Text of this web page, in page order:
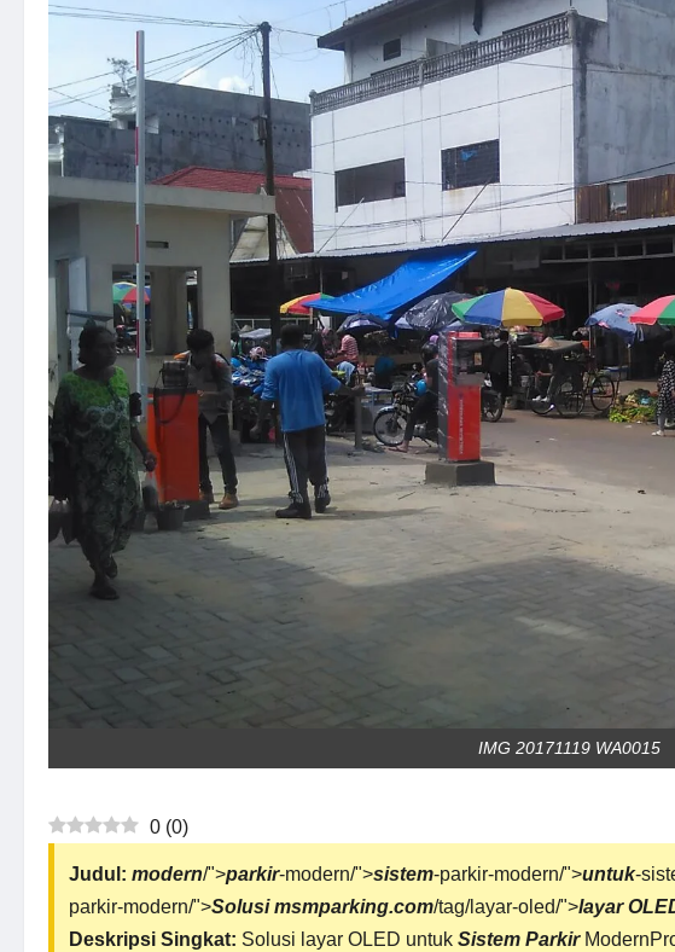
IMG 20171119 WA0015
0 (0)
Judul: modern/">parkir-modern/">sistem-parkir-modern/">untuk-
parkir-modern/">Solusi msmparking.com/tag/layar-oled/">layar
Deskripsi Singkat: Solusi layar OLED untuk Sistem Parkir